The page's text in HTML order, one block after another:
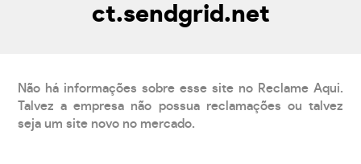
ct.sendgrid.net
Não há informações sobre esse site no Reclame Aqui.
Talvez a empresa não possua reclamações ou talvez
seja um site novo no mercado.